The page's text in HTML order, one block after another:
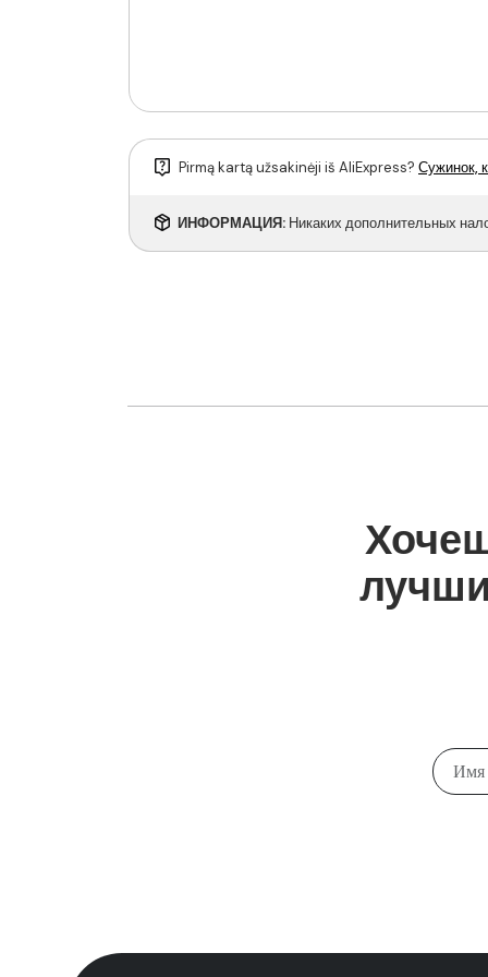
Pirmą kartą užsakinėji iš AliExpress? Сужинок,
ИНФОРМАЦИЯ: Никаких дополнительных